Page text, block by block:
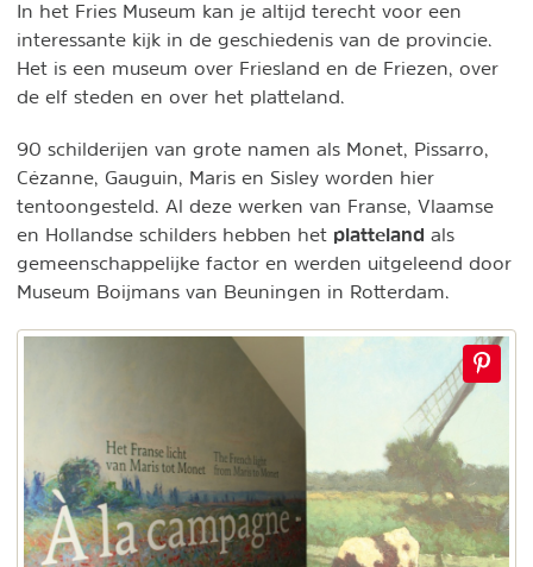
In het Fries Museum kan je altijd terecht voor een
interessante kijk in de geschiedenis van de provincie.
Het is een museum over Friesland en de Friezen, over
de elf steden en over het platteland.
90 schilderijen van grote namen als Monet, Pissarro,
Cézanne, Gauguin, Maris en Sisley worden hier
tentoongesteld. Al deze werken van Franse, Vlaamse
en Hollandse schilders hebben het platteland als
gemeenschappelijke factor en werden uitgeleend door
Museum Boijmans van Beuningen in Rotterdam.